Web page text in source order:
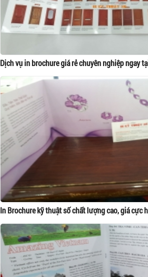
Dịch vụ in brochure giá rẻ chuyên nghiệp ngay
In Brochure kỹ thuật số chất lượng cao, giá cực